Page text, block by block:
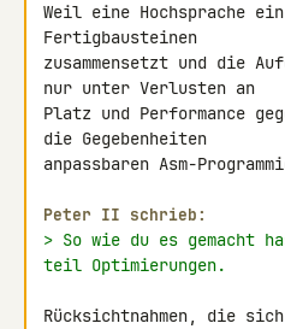
Weil eine Hochsprache
Fertigbausteinen
zusammensetzt und die
nur unter Verlusten an
Platz und Performance
die Gegebenheiten
anpassbaren Asm-
Peter II schrieb:
> So wie du es gemacht
teil Optimierungen.
Rücksichtnahmen, die